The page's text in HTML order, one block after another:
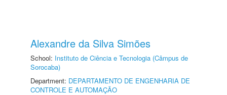
Alexandre da Silva Simões
School: Instituto de Ciência e Tecnologia (Câmpus de
Sorocaba)
Department: DEPARTAMENTO DE ENGENHARIA DE
CONTROLE E AUTOMAÇÃO